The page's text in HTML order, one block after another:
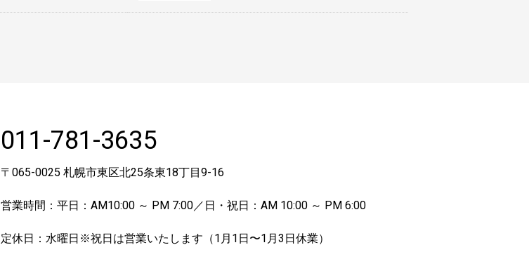
011-781-3635
〒065-0025 札幌市東区北25条東18丁目9-16
営業時間：平日：AM10:00 ～ PM 7:00／日・祝日：AM 10:00 ～ PM 6:00
定休日：水曜日※祝日は営業いたします（1月1日〜1月3日休業）